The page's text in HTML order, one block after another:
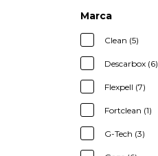
Marca
Clean (5)
Descarbox (6)
Flexpell (7)
Fortclean (1)
G-Tech (3)